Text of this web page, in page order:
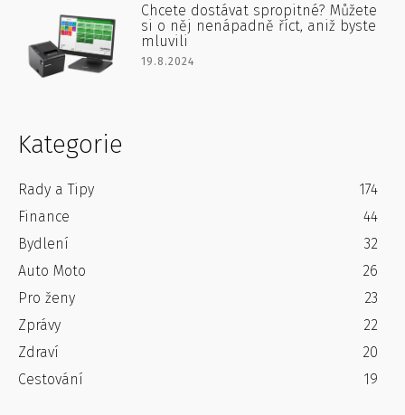
Chcete dostávat spropitné? Můžete
si o něj nenápadně říct, aniž byste
mluvili
19.8.2024
Kategorie
Rady a Tipy
174
Finance
44
Bydlení
32
Auto Moto
26
Pro ženy
23
Zprávy
22
Zdraví
20
Cestování
19